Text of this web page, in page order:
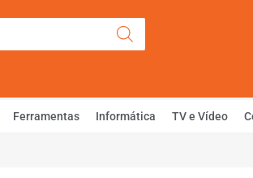
Ferramentas Informática TV e Vídeo